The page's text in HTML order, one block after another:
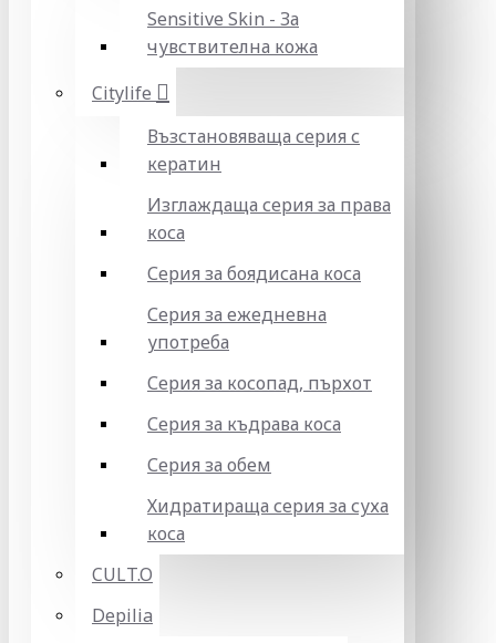
Sensitive Skin - За
чувствителна кожа
Citylife
Възстановяваща серия с
кератин
Изглаждаща серия за права
коса
Серия за боядисана коса
Серия за ежедневна
употреба
Серия за косопад, пърхот
Серия за къдрава коса
Серия за обем
Хидратираща серия за суха
коса
CULT.O
Depilia